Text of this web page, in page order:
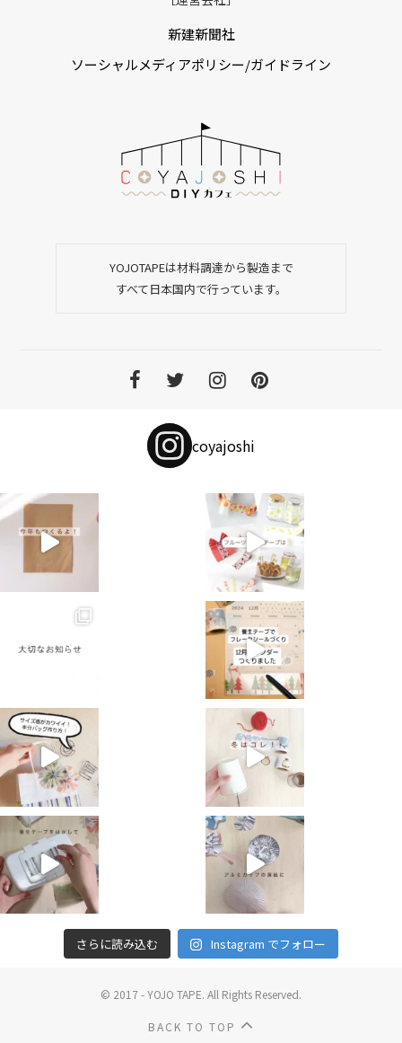
新建新聞社
ソーシャルメディアポリシー/ガイドライン
YOJOTAPEは材料調達から製造まで
すべて日本国内で行っています。
coyajoshi
さらに読み込む Instagram でフォロー
© 2017 - YOJO TAPE. All Rights Reserved.
BACK TO TOP